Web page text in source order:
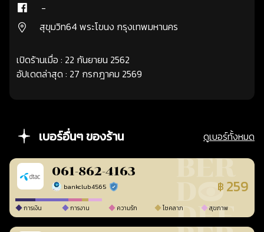
-
สุขุมวิท64 พระโขนง กรุงเทพมหานคร
เปิดร้านเมื่อ : 22 กันยายน 2562
อัปเดตล่าสุด : 27 กรกฎาคม 2569
เบอร์อื่นๆ ของร้าน ดูเบอร์ทั้งหมด
061-862-4163
bankclub4565 ร้านยืนยันแล้ว ฿ 259
การเงิน การงาน ความรัก โชคลาภ สุขภาพ